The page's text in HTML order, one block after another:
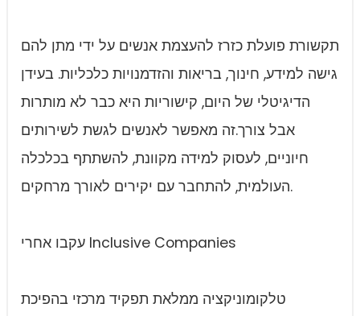
תקשורת פועלת כזרז להעצמת אנשים על ידי מתן להם
גישה למידע, חינוך, בריאות והזדמנויות כלכליות. בעידן
הדיגיטלי של היום, קישוריות היא כבר לא מותרות
אבל צורך.זה מאפשר לאנשים לגשת לשירותים
חיוניים, לעסוק למידה מקוונת, להשתתף בכלכלה
העולמית, להתחבר עם יקירים לאורך מרחקים.
עקבו אחרי Inclusive Companies
טלקומוניקציה ממלאת תפקיד מרכזי בהפיכת